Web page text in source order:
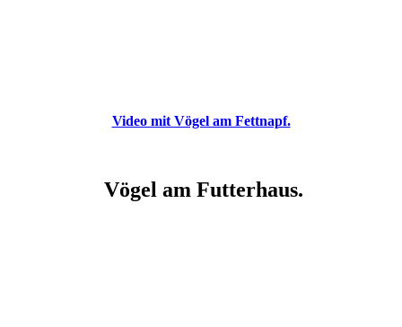
Video mit Vögel am Fettnapf.
Vögel am Futterhaus.